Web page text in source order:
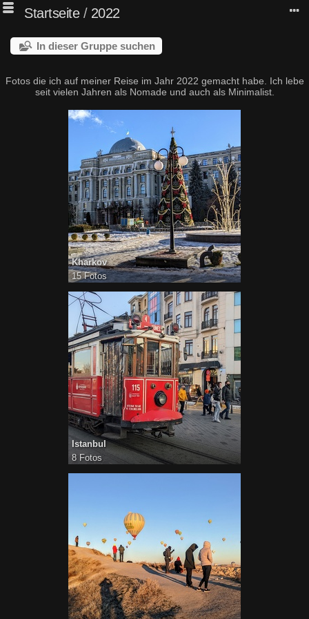
Startseite/ 2022
In dieser Gruppe suchen
Fotos die ich auf meiner Reise im Jahr 2022 gemacht habe. Ich lebe
seit vielen Jahren als Nomade und auch als Minimalist.
Kharkov
15 Fotos
Istanbul
8 Fotos